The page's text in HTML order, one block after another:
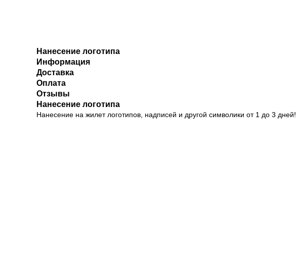
Нанесение логотипа
Информация
Доставка
Оплата
Отзывы
Нанесение логотипа
Нанесение на жилет логотипов, надписей и другой символики от 1 до 3 дней!